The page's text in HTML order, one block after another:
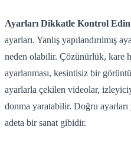
Ayarları Dikkatle Kontrol
ayarları. Yanlış yapılandırılmış
neden olabilir. Çözünürlük, kare
ayarlanması, kesintisiz bir
ayarlarla çekilen videolar,
donma yaratabilir. Doğru
adeta bir sanat gibidir.